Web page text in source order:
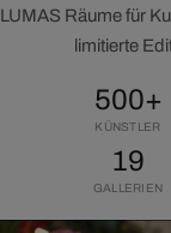
LUMAS Räume für
limitierte
500+
KÜNSTLER
19
GALLERIEN